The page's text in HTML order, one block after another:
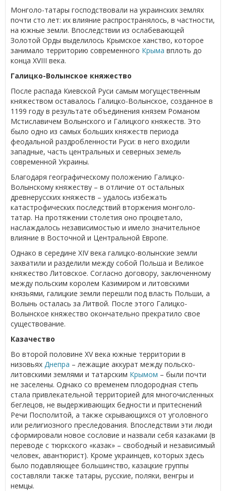
Монголо-татары господствовали на украинских землях
почти сто лет: их влияние распространялось, в частности,
на южные земли. Впоследствии из ослабевающей
Золотой Орды выделилось Крымское ханство, которое
занимало территорию современного Крыма вплоть до
конца XVIII века.
Галицко-Волынское княжество
После распада Киевской Руси самым могущественным
княжеством оставалось Галицко-Волынское, созданное в
1199 году в результате объединения князем Романом
Мстиславичем Волынского и Галицкого княжеств. Это
было одно из самых больших княжеств периода
феодальной раздробленности Руси: в него входили
западные, часть центральных и северных земель
современной Украины.
Благодаря географическому положению Галицко-
Волынскому княжеству – в отличие от остальных
древнерусских княжеств – удалось избежать
катастрофических последствий вторжения монголо-
татар. На протяжении столетия оно процветало,
наслаждалось независимостью и имело значительное
влияние в Восточной и Центральной Европе.
Однако в середине XIV века галицко-волынские земли
захватили и разделили между собой Польша и Великое
княжество Литовское. Согласно договору, заключенному
между польским королем Казимиром и литовскими
князьями, галицкие земли перешли под власть Польши, а
Волынь осталась за Литвой. После этого Галицко-
Волынское княжество окончательно прекратило свое
существование.
Казачество
Во второй половине XV века южные территории в
низовьях Днепра – лежащие аккурат между польско-
литовскими землями и татарским Крымом – были почти
не заселены. Однако со временем плодородная степь
стала привлекательной территорией для многочисленных
беглецов, не выдерживающих бедности и притеснений
Речи Посполитой, а также скрывающихся от уголовного
или религиозного преследования. Впоследствии эти люди
сформировали новое сословие и назвали себя казаками (в
переводе с тюркского «казак» – свободный и независимый
человек, авантюрист). Кроме украинцев, которых здесь
было подавляющее большинство, казацкие группы
составляли также татары, русские, поляки, венгры и
немцы.